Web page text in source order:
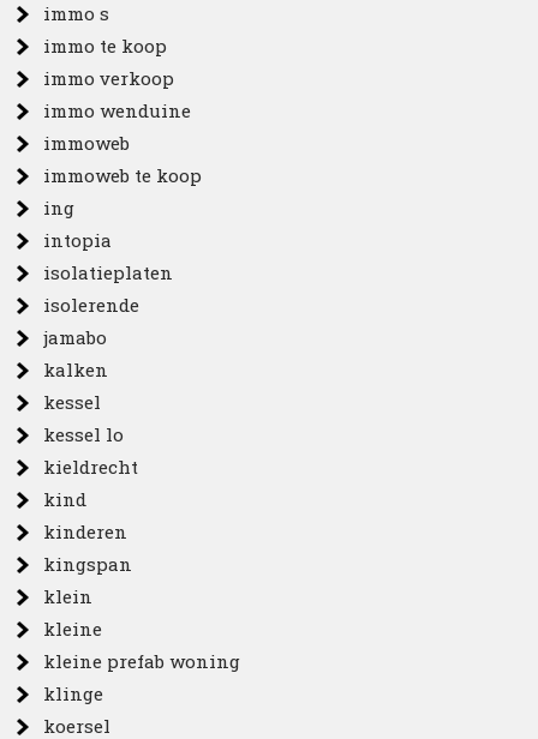
immo s
immo te koop
immo verkoop
immo wenduine
immoweb
immoweb te koop
ing
intopia
isolatieplaten
isolerende
jamabo
kalken
kessel
kessel lo
kieldrecht
kind
kinderen
kingspan
klein
kleine
kleine prefab woning
klinge
koersel